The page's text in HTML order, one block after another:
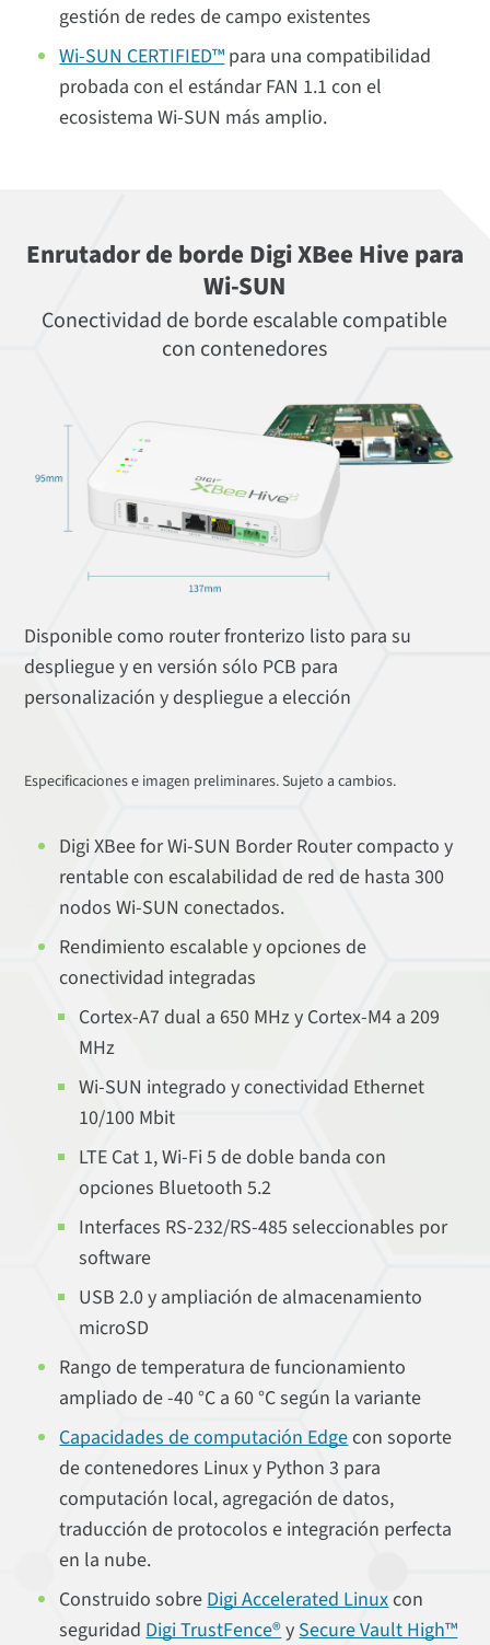
gestión de redes de campo existentes
Wi-SUN CERTIFIED™para una compatibilidad
probada con el estándar FAN 1.1 con el
ecosistema Wi-SUN más amplio.
Enrutador de borde Digi XBee Hive para
Wi-SUN
Conectividad de borde escalable compatible
con contenedores
Digi XBee for Wi-SUN Border Router compacto y
rentable con escalabilidad de red de hasta 300
nodos Wi-SUN conectados.
Rendimiento escalable y opciones de
conectividad integradas
Cortex-A7 dual a 650 MHz y Cortex-M4 a 209
MHz
Wi-SUN integrado y conectividad Ethernet
10/100 Mbit
LTE Cat 1, Wi-Fi 5 de doble banda con
opciones Bluetooth 5.2
Interfaces RS-232/RS-485 seleccionables por
software
USB 2.0 y ampliación de almacenamiento
microSD
Rango de temperatura de funcionamiento
ampliado de -40 °C a 60 °C según la variante
Capacidades de computación Edgecon soporte
de contenedores Linux y Python 3 para
computación local, agregación de datos,
traducción de protocolos e integración perfecta
en la nube.
Construido sobre Digi Accelerated Linuxcon
seguridad Digi TrustFence®y Secure Vault High™
Disponible como router fronterizo listo para su
despliegue y en versión sólo PCB para
personalización y despliegue a elección
Especificaciones e imagen preliminares. Sujeto a cambios.